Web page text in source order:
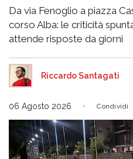
Da via Fenoglio a piazza
corso Alba: le criticità
attende risposte da giorni
Riccardo Santagati
06 Agosto 2026 Condividi